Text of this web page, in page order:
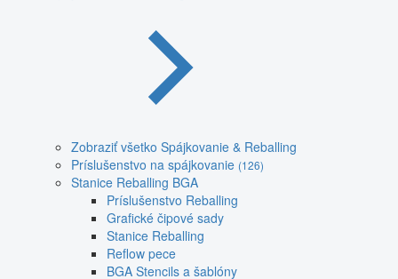
Zobraziť všetko Spájkovanie & Reballing
Príslušenstvo na spájkovanie (126)
Stanice Reballing BGA
Príslušenstvo Reballing
Grafické čipové sady
Stanice Reballing
Reflow pece
BGA Stencils a šablóny